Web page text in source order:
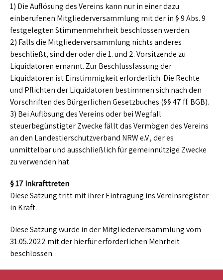
1) Die Auflösung des Vereins kann nur in einer dazu
einberufenen Mitgliederversammlung mit der in § 9 Abs. 9
festgelegten Stimmenmehrheit beschlossen werden.
2) Falls die Mitgliederversammlung nichts anderes
beschließt, sind der oder die 1. und 2. Vorsitzende zu
Liquidatoren ernannt. Zur Beschlussfassung der
Liquidatoren ist Einstimmigkeit erforderlich. Die Rechte
und Pflichten der Liquidatoren bestimmen sich nach den
Vorschriften des Bürgerlichen Gesetzbuches (§§ 47 ff. BGB).
3) Bei Auflösung des Vereins oder bei Wegfall
steuerbegünstigter Zwecke fällt das Vermögen des Vereins
an den Landestierschutzverband NRW e.V., der es
unmittelbar und ausschließlich für gemeinnützige Zwecke
zu verwenden hat.
§ 17 Inkrafttreten
Diese Satzung tritt mit ihrer Eintragung ins Vereinsregister
in Kraft.
Diese Satzung wurde in der Mitgliederversammlung vom
31.05.2022 mit der hierfür erforderlichen Mehrheit
beschlossen.